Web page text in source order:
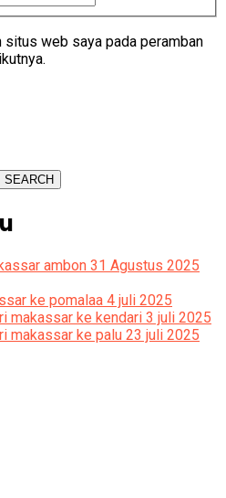
situs web saya pada peramban
SEARCH
ambon 31 Agustus 2025
ke pomalaa 4 juli 2025
makassar ke kendari 3 juli 2025
makassar ke palu 23 juli 2025